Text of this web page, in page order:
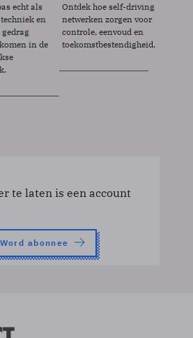
echt als
en
gedrag
in de
Ontdek hoe self-driving
netwerken zorgen voor
controle, eenvoud en
toekomstbestendigheid.
te laten is een account
Word abonnee